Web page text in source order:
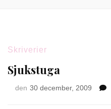
Skriverier
Sjukstuga
den 30 december, 2009